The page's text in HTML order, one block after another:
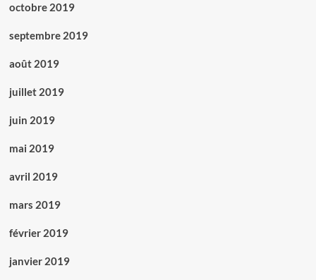
octobre 2019
septembre 2019
août 2019
juillet 2019
juin 2019
mai 2019
avril 2019
mars 2019
février 2019
janvier 2019